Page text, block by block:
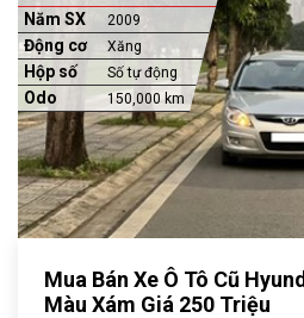
Năm SX 2009
Động cơ Xăng
Hộp số Số tự động
Odo 150,000 km
Mua Bán Xe Ô Tô Cũ
Màu Xám Giá 250 Triệu